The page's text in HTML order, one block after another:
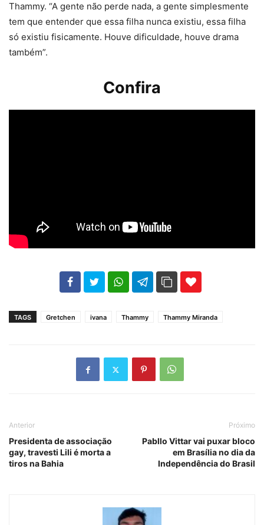
Thammy. “A gente não perde nada, a gente simplesmente
tem que entender que essa filha nunca existiu, essa filha
só existiu fisicamente. Houve dificuldade, houve drama
também”.
Confira
102 35
TAGS Gretchen ivana Thammy Thammy Miranda
Anterior
Presidenta de associação
gay, travesti Lili é morta a
tiros na Bahia
Próximo
Pabllo Vittar vai puxar bloco
em Brasília no dia da
Independência do Brasil